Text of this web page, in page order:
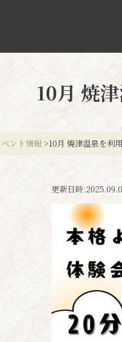
10月 焼
ベント情報 10月 焼津温泉を利
更新日時: